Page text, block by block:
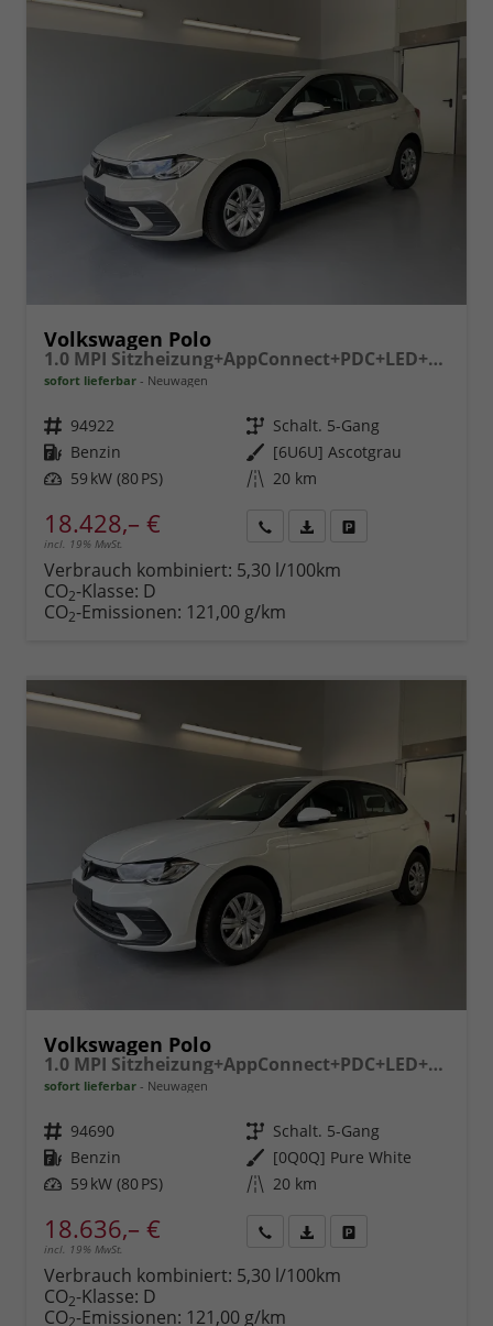
Volkswagen Polo
1.0 MPI Sitzheizung+AppConnect+PDC+LED+Touch+Lichtsensor+MultiLenkrad
sofort lieferbar Neuwagen
Fahrzeugnr. 94922 Getriebe Schalt. 5-Gang
Kraftstoff Benzin Außenfarbe [6U6U] Ascotgrau
Leistung 59 kW (80 PS) Kilometerstand 20 km
18.428,– €
incl. 19% MwSt.
anfordern
Datei,
Verbrauch kombiniert: 5,30 l/100km
CO2-Klasse: D
CO2-Emissionen: 121,00 g/km
Volkswagen Polo
1.0 MPI Sitzheizung+AppConnect+PDC+LED+Touch+Lichtsensor+MultiLenkrad
sofort lieferbar Neuwagen
Fahrzeugnr. 94690 Getriebe Schalt. 5-Gang
Kraftstoff Benzin Außenfarbe [0Q0Q] Pure White
Leistung 59 kW (80 PS) Kilometerstand 20 km
18.636,– €
incl. 19% MwSt.
anfordern
Datei,
Verbrauch kombiniert: 5,30 l/100km
CO2-Klasse: D
CO2-Emissionen: 121,00 g/km